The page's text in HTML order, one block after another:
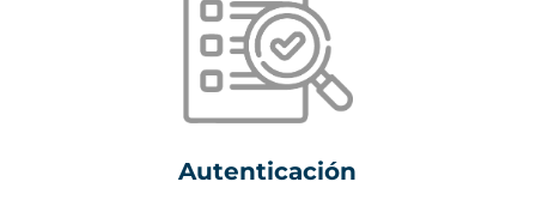
Autenticación